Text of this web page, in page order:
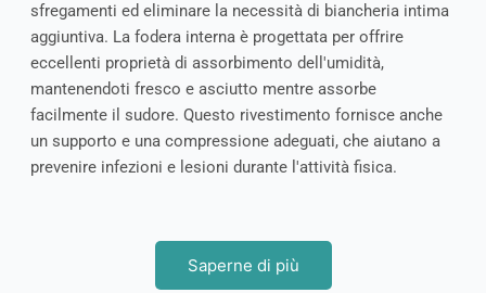
sfregamenti ed eliminare la necessità di biancheria intima
aggiuntiva. La fodera interna è progettata per offrire
eccellenti proprietà di assorbimento dell'umidità,
mantenendoti fresco e asciutto mentre assorbe
facilmente il sudore. Questo rivestimento fornisce anche
un supporto e una compressione adeguati, che aiutano a
prevenire infezioni e lesioni durante l'attività fisica.
Saperne di più